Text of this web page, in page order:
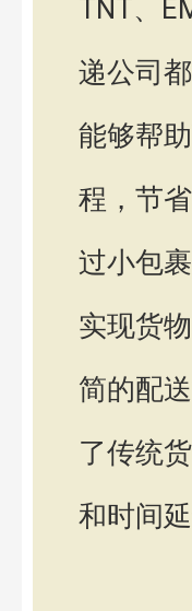
TNT、
递公司
能够帮
程，节
过小包
实现货
简的配
了传统
和时间延